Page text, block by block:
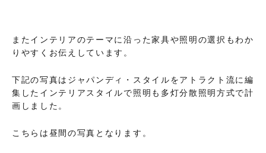
またインテリアのテーマに沿った家具や照明の選択もわか
りやすくお伝えしています。
下記の写真はジャパンディ・スタイルをアトラクト流に編
集したインテリアスタイルで照明も多灯分散照明方式で計
画しました。
こちらは昼間の写真となります。